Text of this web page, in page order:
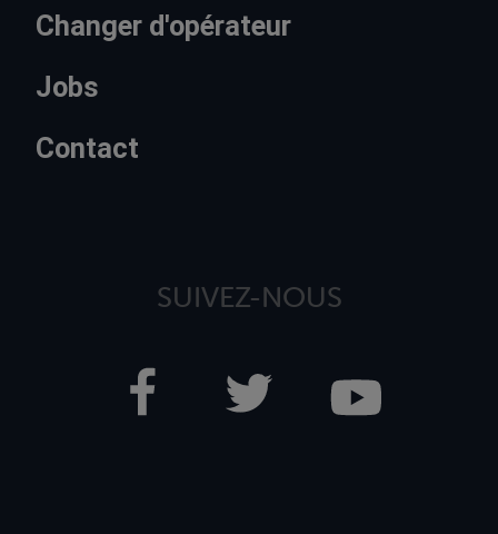
Changer d'opérateur
Jobs
Contact
SUIVEZ-NOUS